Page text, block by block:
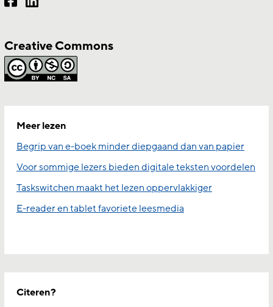
Meer lezen
Begrip van e-boek minder diepgaand dan van papier
Voor sommige lezers bieden digitale teksten voordelen
Taskswitchen maakt het lezen oppervlakkiger
E-reader en tablet favoriete leesmedia
Citeren?
Creative Commons